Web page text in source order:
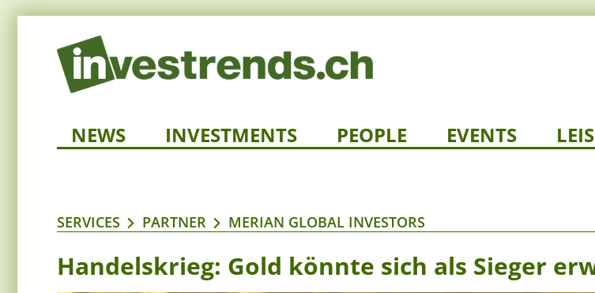
NEWS INVESTMENTS PEOPLE EVENTS
SERVICES PARTNER MERIAN GLOBAL INVESTORS
Handelskrieg: Gold könnte sich als Sieger